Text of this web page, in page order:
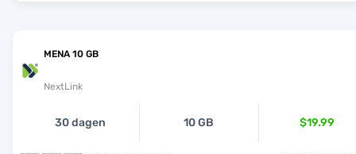
MENA 10 GB
NextLink
30 dagen 10 GB $19.99